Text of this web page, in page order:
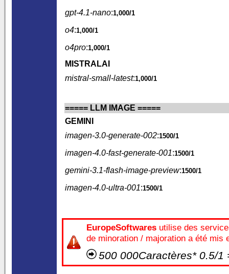
gpt-4.1-nano:1,000/1
o4:1,000/1
o4pro:1,000/1
MISTRALAI
mistral-small-latest:1,000/1
===== LLM IMAGE =====
GEMINI
imagen-3.0-generate-002:1500/1
imagen-4.0-fast-generate-001:1500/1
gemini-3.1-flash-image-preview:1500/1
imagen-4.0-ultra-001:1500/1
EuropeSoftwares utilise des
de minoration / majoration a été
500 000Caractères* 0.5/1